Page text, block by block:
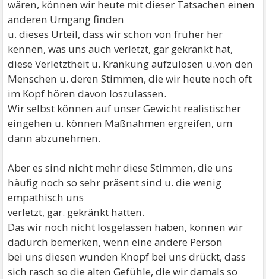
wären, können wir heute mit dieser Tatsachen einen
anderen Umgang finden
u. dieses Urteil, dass wir schon von früher her
kennen, was uns auch verletzt, gar gekränkt hat,
diese Verletztheit u. Kränkung aufzulösen u.von den
Menschen u. deren Stimmen, die wir heute noch oft
im Kopf hören davon loszulassen.
Wir selbst können auf unser Gewicht realistischer
eingehen u. können Maßnahmen ergreifen, um
dann abzunehmen.
Aber es sind nicht mehr diese Stimmen, die uns
häufig noch so sehr präsent sind u. die wenig
empathisch uns
verletzt, gar. gekränkt hatten.
Das wir noch nicht losgelassen haben, können wir
dadurch bemerken, wenn eine andere Person
bei uns diesen wunden Knopf bei uns drückt, dass
sich rasch so die alten Gefühle, die wir damals so